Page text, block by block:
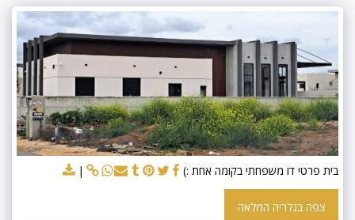
בית פרטי דו משפחתי בקומה אחת :)
צפה בגלריה המלאה